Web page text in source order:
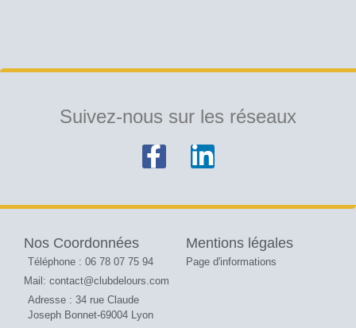
Suivez-nous sur les réseaux
Nos Coordonnées
Téléphone : 06 78 07 75 94
Mail: contact@clubdelours.com
Adresse : 34 rue Claude
Joseph Bonnet-69004 Lyon
Mentions légales
Page d'informations